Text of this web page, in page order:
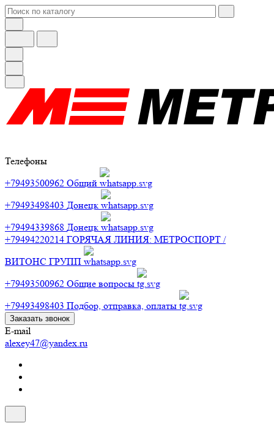
Телефоны
+79493500962 Общий
+79493498403 Донецк
+79494339868 Донецк
+79494220214 ГОРЯЧАЯ ЛИНИЯ: МЕТРОСПОРТ /
ВИТОНС ГРУПП
+79493500962 Общие вопросы
+79493498403 Подбор, отправка, оплаты
Заказать звонок
E-mail
alexey47@yandex.ru